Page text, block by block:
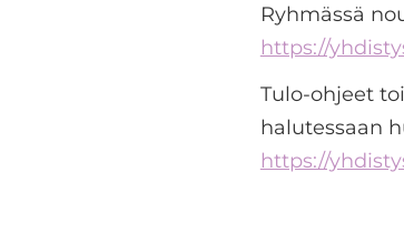
Ryhmässä
https://
Tulo-ohjeet
halutessaan
https://